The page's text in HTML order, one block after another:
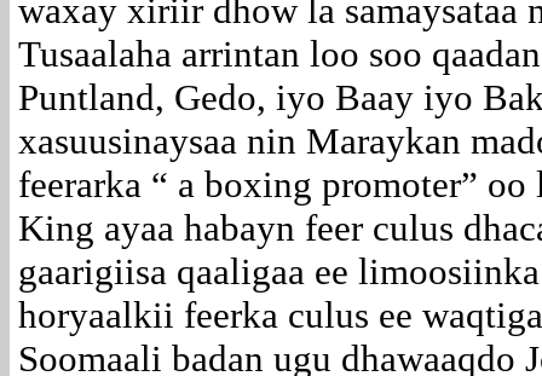
waxay xiriir dhow la samaysataa
Tusaalaha arrintan loo soo
Puntland, Gedo, iyo Baay iyo
xasuusinaysaa nin Maraykan
feerarka “ a boxing promoter”
King ayaa habayn feer culus
gaarigiisa qaaligaa ee
horyaalkii feerka culus ee
Soomaali badan ugu dhawaaqdo